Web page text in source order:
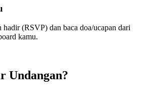
hadir (RSVP) dan baca doa/ucapan dari
kamu.
Undangan?